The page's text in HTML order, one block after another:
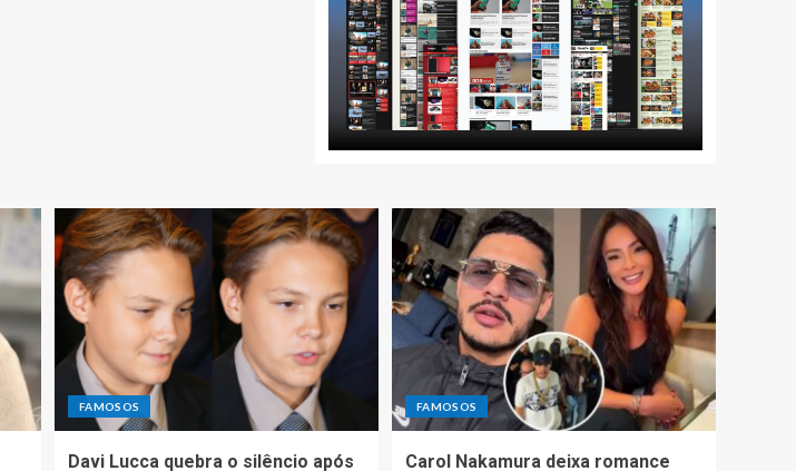
FAMOSOS
Davi Lucca quebra o silêncio após
FAMOSOS
Carol Nakamura deixa romance